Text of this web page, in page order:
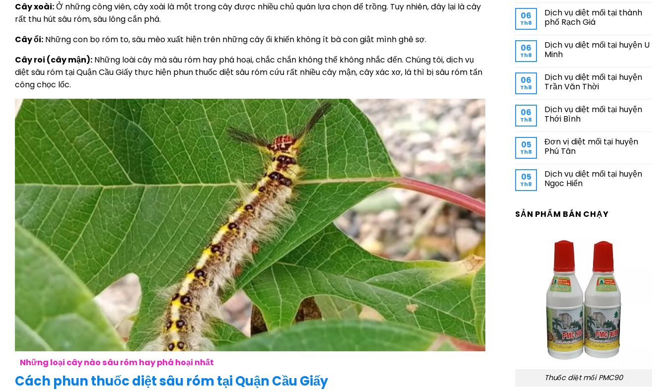
Cây xoài:Ở những công viên, cây xoài là một trong cây được nhiều chủ quán lựa chọn để trồng. Tuy nhiên, đây lại là cây
rất thu hút sâu róm, sâu lông cắn phá.
Cây ổi: Những con bọ róm to, sâu mèo xuất hiện trên những cây ổi khiến không ít bà con giật mình ghê sợ.
Cây roi (cây mận): Những loài cây mà sâu róm hay phá hoại, chắc chắn không thể không nhắc đến. Chúng tôi, dịch vụ
diệt sâu róm tại Quận Cầu Giấy thực hiện phun thuốc diệt sâu róm cứu rất nhiều cây mận, cây xác xơ, lá thì bị sâu róm tấn
công chọc lốc.
Những loại cây nào sâu róm hay phá hoại nhất
Cách phun thuốc diệt sâu róm tại Quận Cầu Giấy
06
Th8
Dịch vụ diệt mối tại thành
phố Rạch Giá
06
Th8
Dịch vụ diệt mối tại huyện U
Minh
06
Th8
Dịch vụ diệt mối tại huyện
Trần Văn Thời
06
Th8
Dịch vụ diệt mối tại huyện
Thới Bình
05
Th8
Đơn vị diệt mối tại huyện
Phú Tân
05
Th8
Dịch vụ diệt mối tại huyện
Ngọc Hiển
SẢN PHẨM BÁN CHẠY
Thuốc diệt mối PMC90